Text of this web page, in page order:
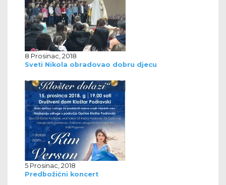
8 Prosinac, 2018
Sveti Nikola obradovao dobru djecu
5 Prosinac, 2018
Predbožićni koncert